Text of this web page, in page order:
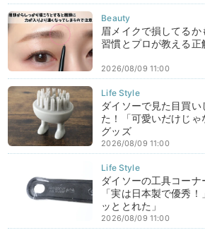
眉メイクで損してる
習慣とプロが教える正
2026/08/09 11:00
ダイソーで見た目買
た！「可愛いだけじ
グッズ
2026/08/09 11:00
ダイソーの工具コーナ
「実は日本製で優秀
ッととれた」
2026/08/09 11:00